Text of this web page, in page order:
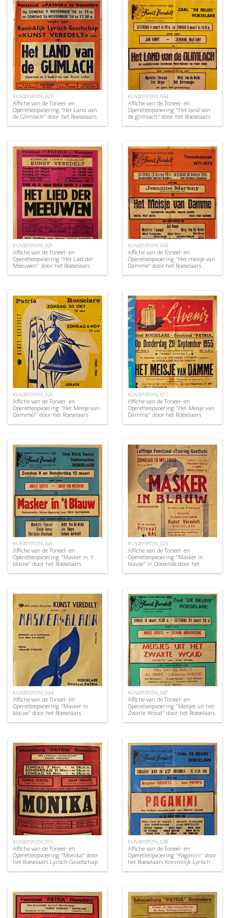
KUV20191016_022
Affiche van de Toneel- en
Operetteopvoering "Het Land van
de Glimlach" door het Roeselaars
KUV20191016_044
Affiche van de Toneel- en
Operetteopvoering "Het land van
de glimlach" door het Roeselaars
KUV20191016_021
Affiche van de Toneel- en
Operetteopvoering "Het Lied der
Meeuwen" door het Roeselaars
KUV20191016_043
Affiche van de Toneel- en
Operetteopvoering "Het meisje van
Damme" door het Roeselaars
KUV20191016_029
Affiche van de Toneel- en
Operetteopvoering "Het Meisje van
Damme?" door het Roeselaars
KUV20191016_017
Affiche van de Toneel- en
Operetteopvoering "Het Meisje van
Damme" door het Roeselaars
KUV20191016_041
Affiche van de Toneel- en
Operetteopvoering "Masker in 't
blauw" door het Roeselaars
KUV20191016_023
Affiche van de Toneel- en
Operetteopvoering "Masker in
blauw" in Oostende door het
KUV20191016_024
Affiche van de Toneel- en
Operetteopvoering "Masker in
blauw" door het Roeselaars
KUV20191016_047
Affiche van de Toneel- en
Operetteopvoering "Meisjes uit het
Zwarte Woud" door het Roeselaars
KUV20191016_015
Affiche van de Toneel- en
Operetteopvoering "Monika" door
het Roeselaars Lyrisch Gezelschap
KUV20191016_038
Affiche van de Toneel- en
Operetteopvoering "Paganini" door
het Roeselaars Koninklijk Lyrisch